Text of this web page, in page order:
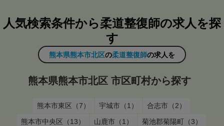
人気検索条件から柔道整復師の求人を探
す
熊本県熊本市北区の柔道整復師の求人を
熊本県熊本市北区 市区町村から探す
熊本市東区（7） 宇城市（1）
合志市（2）
熊本市中央区（13）
山鹿市（1）
菊池郡菊陽町（3）